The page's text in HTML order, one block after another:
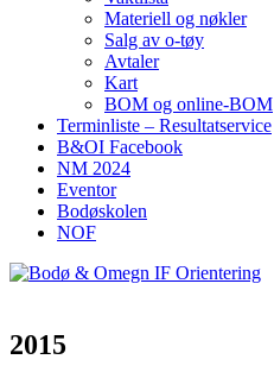
Materiell og nøkler
Salg av o-tøy
Avtaler
Kart
BOM og online-BOM
Terminliste – Resultatservice
B&OI Facebook
NM 2024
Eventor
Bodøskolen
NOF
2015